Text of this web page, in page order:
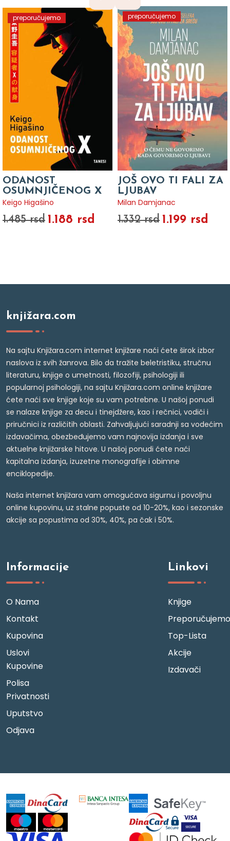
preporučujemo
ODANOST
OSUMNJIČENOG X
Keigo Higašino
1.485 rsd 1.188 rsd
preporučujemo
JOŠ OVO TI FALI ZA
LJUBAV
Milan Damjanac
1.332 rsd 1.199 rsd
knjižara.com
Na sajtu Knjižara.com internet knjižare naći ćete širok izbor
naslova iz svih žanrova. Bilo da tražite beletristiku, stručnu
literaturu, knjige o umetnosti, filozofiji, psihologiji ili
popularnoj psihologiji, na sajtu Knjižara.com online knjižare
ćete naći sve knjige koje su vam potrebne. U našoj ponudi
se nalaze knjige za decu i tinejdžere, kao i rečnici, vodiči i
priručnici iz različitih oblasti. Zahvaljujući saradnji sa vodećim
izdavačima, obezbeđujemo vam najnovija izdanja i sve
aktuelne knjižarske hitove. U našoj ponudi ćete naći
kapitalna izdanja, izuzetne monografije i obimne
enciklopedije.
Naša internet knjižara vam omogućava sigurnu i povoljnu
online kupovinu, uz stalne popuste od 10-20%, kao i sezonske
akcije sa popustima od 30%, 40%, pa čak i 50%.
Informacije
O Nama
Kontakt
Kupovina
Uslovi
Kupovine
Polisa
Privatnosti
Uputstvo
Odjava
Linkovi
Knjige
Preporučujemo
Top-Lista
Akcije
Izdavači